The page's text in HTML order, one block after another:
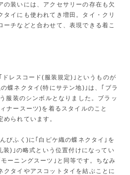
の装いには、アクセサリーの存在も欠
タイにも使われてき増田。タイ・クリ
ーチなどと合わせて、表現できる着こ
ドレスコード(服装規定)｣というものが
蝶ネクタイ(特にサテン地)｣は、｢ブラ
服装のシンボルとなりました。ブラッ
ナースーツ)を着るスタイルのこと
られています。
びふく)に｢白ピケ織の蝶ネクタイ｣を
装)｣の略式という位置付けになってい
ーニングスーツ｣と同等です。ちなみ
クタイやアスコットタイを結ぶことに